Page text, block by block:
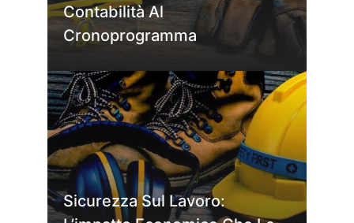
Contabilità Al
Cronoprogramma
Sicurezza Sul Lavoro: